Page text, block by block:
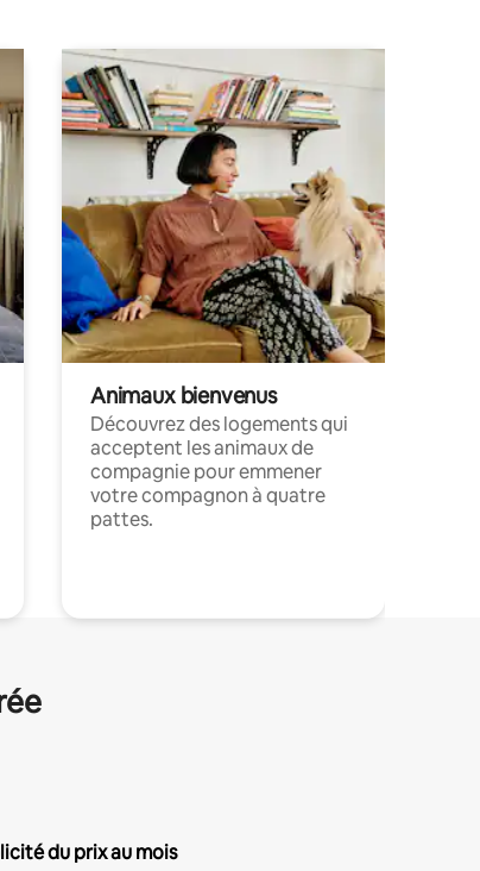
Animaux bienvenus
Découvrez des logements qui
acceptent les animaux de
compagnie pour emmener
votre compagnon à quatre
pattes.
du prix au mois